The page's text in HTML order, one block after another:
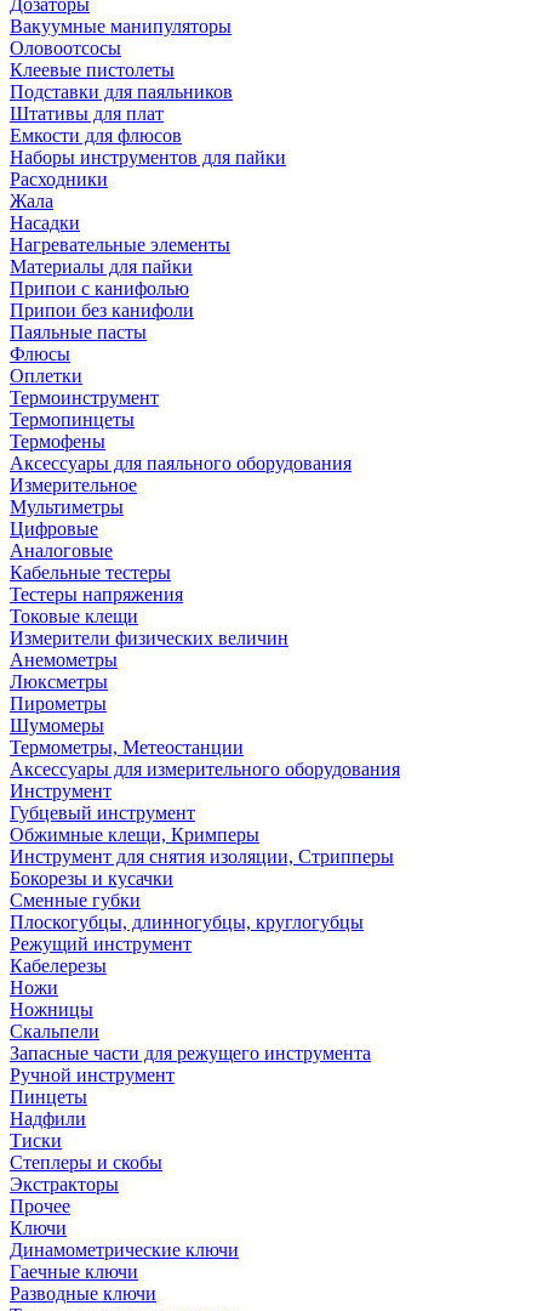
Дозаторы
Вакуумные манипуляторы
Оловоотсосы
Клеевые пистолеты
Подставки для паяльников
Штативы для плат
Емкости для флюсов
Наборы инструментов для пайки
Расходники
Жала
Насадки
Нагревательные элементы
Материалы для пайки
Припои с канифолью
Припои без канифоли
Паяльные пасты
Флюсы
Оплетки
Термоинструмент
Термопинцеты
Термофены
Аксессуары для паяльного оборудования
Измерительное
Мультиметры
Цифровые
Аналоговые
Кабельные тестеры
Тестеры напряжения
Токовые клещи
Измерители физических величин
Анемометры
Люксметры
Пирометры
Шумомеры
Термометры, Метеостанции
Аксессуары для измерительного оборудования
Инструмент
Губцевый инструмент
Обжимные клещи, Кримперы
Инструмент для снятия изоляции, Стрипперы
Бокорезы и кусачки
Сменные губки
Плоскогубцы, длинногубцы, круглогубцы
Режущий инструмент
Кабелерезы
Ножи
Ножницы
Скальпели
Запасные части для режущего инструмента
Ручной инструмент
Пинцеты
Надфили
Тиски
Степлеры и скобы
Экстракторы
Прочее
Ключи
Динамометрические ключи
Гаечные ключи
Разводные ключи